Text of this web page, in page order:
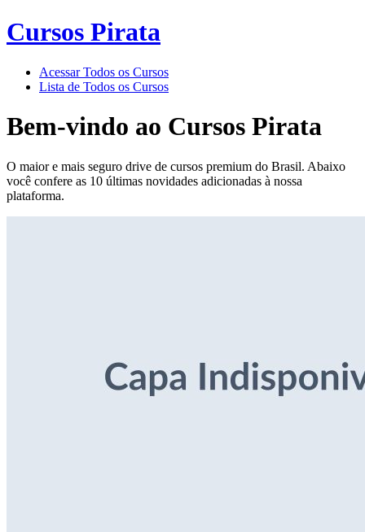
Cursos Pirata
Acessar Todos os Cursos
Lista de Todos os Cursos
Bem-vindo ao Cursos Pirata
O maior e mais seguro drive de cursos premium do Brasil. Abaixo
você confere as 10 últimas novidades adicionadas à nossa
plataforma.